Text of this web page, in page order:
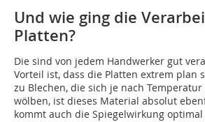
Und wie ging die
Platten?
Die sind von jedem Handwerker gut
Vorteil ist, dass die Platten extrem plan
zu Blechen, die sich je nach
wölben, ist dieses Material absolut
kommt auch die Spiegelwirkung